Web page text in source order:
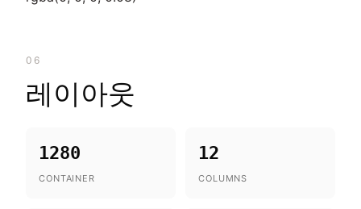
06
레이아웃
1280
CONTAINER
12
COLUMNS